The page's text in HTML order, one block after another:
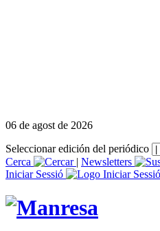
06 de agost de 2026
Seleccionar edición del periódico
Cerca
| Newsletters
Iniciar Sessió